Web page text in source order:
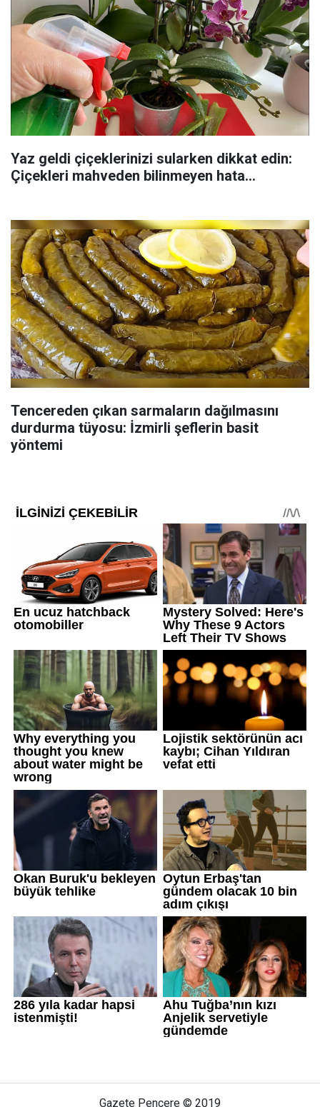
Yaz geldi çiçeklerinizi sularken dikkat edin:
Çiçekleri mahveden bilinmeyen hata...
Tencereden çıkan sarmaların dağılmasını
durdurma tüyosu: İzmirli şeflerin basit
yöntemi
Gazete Pencere © 2019